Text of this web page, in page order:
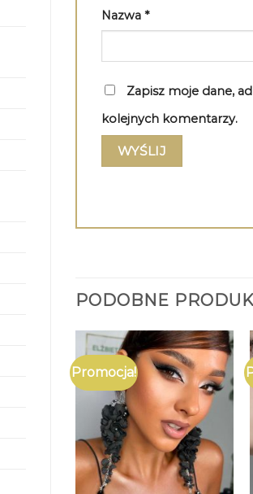
Nazwa *
Zapisz moje dane,
kolejnych komentarzy.
PODOBNE
Promocja!